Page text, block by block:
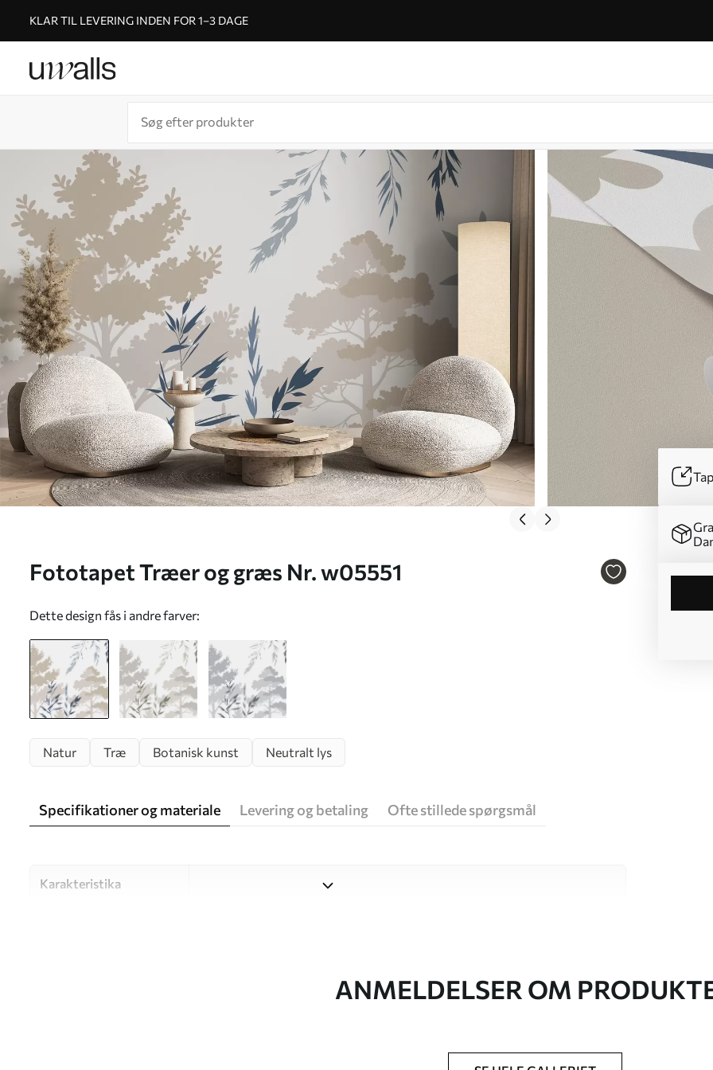
KLAR TIL LEVERING INDEN FOR 1–3 DAGE
Fototapet Træer og græs Nr. w05551
Dette design fås i andre farver:
Natur Træ Botanisk kunst Neutralt lys
Specifikationer og materiale Levering og betaling Ofte stillede spørgsmål
Karakteristika
ANMELDELSER OM